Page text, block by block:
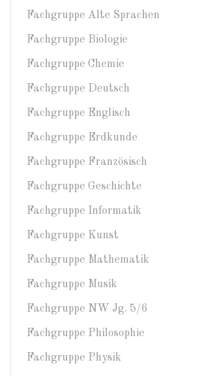
Fachgruppe Alte Sprachen
Fachgruppe Biologie
Fachgruppe Chemie
Fachgruppe Deutsch
Fachgruppe Englisch
Fachgruppe Erdkunde
Fachgruppe Französisch
Fachgruppe Geschichte
Fachgruppe Informatik
Fachgruppe Kunst
Fachgruppe Mathematik
Fachgruppe Musik
Fachgruppe NW Jg. 5/6
Fachgruppe Philosophie
Fachgruppe Physik